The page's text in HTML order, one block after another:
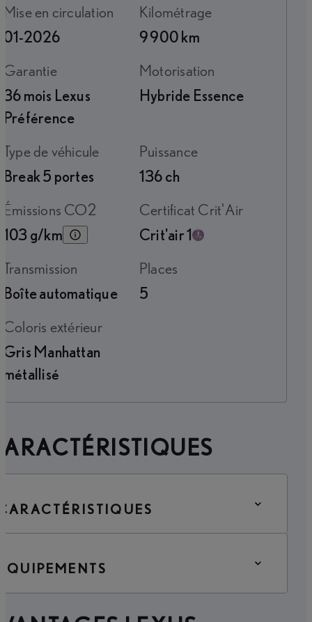
Mise en circulation
01-2026
Kilométrage
9 900 km
Garantie
36 mois Lexus
Préférence
Motorisation
Hybride Essence
Type de véhicule
Break 5 portes
Puissance
136 ch
Émissions CO2
103 g/km
Certificat Crit'Air
Crit'air 1
Transmission
Boîte automatique
Places
5
Coloris extérieur
Gris Manhattan
métallisé